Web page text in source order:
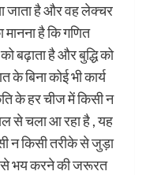
जाता है और वह लेक्चर
है कि गणित
बढ़ाता है और बुद्धि को
बिना कोई भी कार्य
के हर चीज में किसी न
से चला आ रहा है , यह
न किसी तरीके से जुड़ा
भय करने की जरूरत